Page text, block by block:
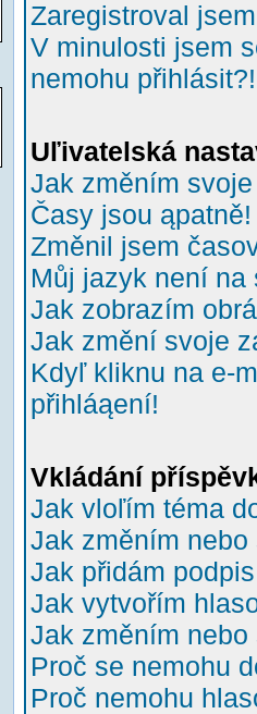
Zaregistroval
V minulosti jsem
nemohu přihlásit?!
Uľivatelská
Jak změním
Časy jsou ąpatně!
Změnil jsem
Můj jazyk není na
Jak zobrazím
Jak změní svoje
Kdyľ kliknu na e-
přihláąení!
Vkládání
Jak vloľím téma
Jak změním
Jak přidám
Jak vytvořím
Jak změním
Proč se nemohu
Proč nemohu